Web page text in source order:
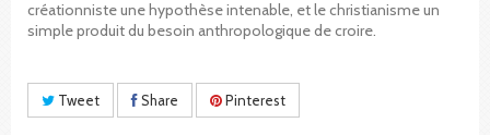
créationniste une hypothèse intenable, et le christianisme un
simple produit du besoin anthropologique de croire.
Tweet Share Pinterest